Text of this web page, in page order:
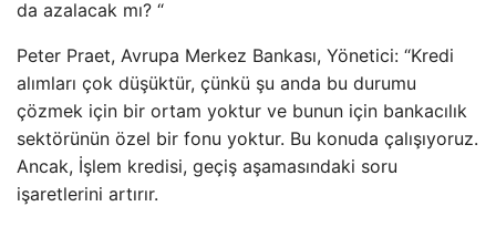
da azalacak mı? “
Peter Praet, Avrupa Merkez Bankası, Yönetici: “Kredi
alımları çok düşüktür, çünkü şu anda bu durumu
çözmek için bir ortam yoktur ve bunun için bankacılık
sektörünün özel bir fonu yoktur. Bu konuda çalışıyoruz.
Ancak, İşlem kredisi, geçiş aşamasındaki soru
işaretlerini artırır.